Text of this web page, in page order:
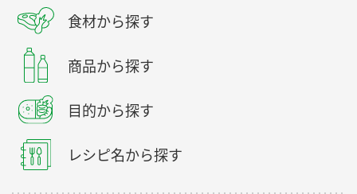
食材から探す
商品から探す
目的から探す
レシピ名から探す